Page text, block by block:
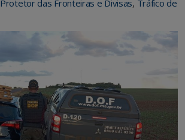
Protetor das Fronteiras e Divisas, Tráfico de